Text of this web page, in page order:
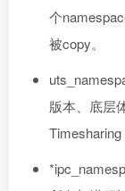
个
被copy。
版本、底层
Timesharing